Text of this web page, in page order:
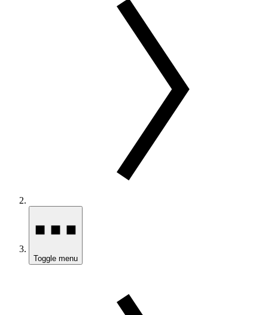
Toggle menu